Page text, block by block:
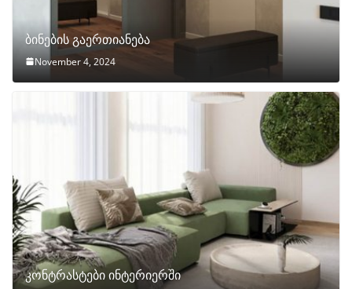
ბინების გაერთიანება
November 4, 2024
კონტრასტები ინტერიერში